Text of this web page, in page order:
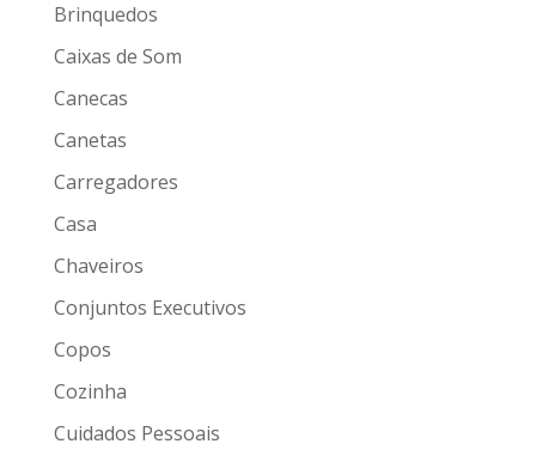
Brinquedos
Caixas de Som
Canecas
Canetas
Carregadores
Casa
Chaveiros
Conjuntos Executivos
Copos
Cozinha
Cuidados Pessoais